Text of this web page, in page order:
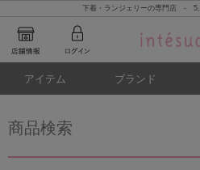
下着・ランジェリーの専門店 -
アイテム ブランド
商品検索